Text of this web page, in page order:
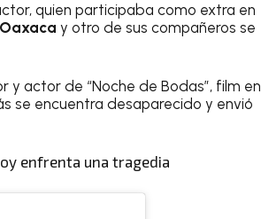
quien participaba como extra en
Oaxaca y otro de sus compañeros se
y actor de “Noche de Bodas”, film en
se encuentra desaparecido y envió
enfrenta una tragedia